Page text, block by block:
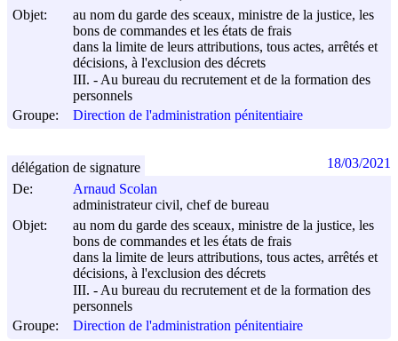
Objet:
au nom du garde des sceaux, ministre de la justice, les
bons de commandes et les états de frais
dans la limite de leurs attributions, tous actes, arrêtés et
décisions, à l'exclusion des décrets
III. - Au bureau du recrutement et de la formation des
personnels
Groupe:
Direction de l'administration pénitentiaire
De:
Arnaud Scolan
administrateur civil, chef de bureau
Objet:
au nom du garde des sceaux, ministre de la justice, les
bons de commandes et les états de frais
dans la limite de leurs attributions, tous actes, arrêtés et
décisions, à l'exclusion des décrets
III. - Au bureau du recrutement et de la formation des
personnels
Groupe:
Direction de l'administration pénitentiaire
délégation de signature 18/03/2021